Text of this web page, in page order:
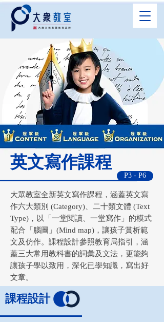
英文寫作課程
P3 - P6
大眾教室全新英文寫作課程，涵蓋英文寫
作六大類別 (Category)、二十類文體 (Text
Type)，以「一堂閱讀、一堂寫作」的模式
配合「腦圖」(Mind map)，讓孩子賞析範
文及仿作。課程設計參照教育局指引，涵
蓋三大常用教科書的詞彙及文法，更能夠
讓孩子學以致用，深化已學知識，寫出好
文章。
​課程設計